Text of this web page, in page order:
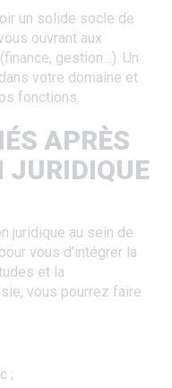
un solide socle de
ouvrant aux
gestion…). Un
votre domaine et
fonctions.
APRÈS
JURIDIQUE
juridique au sein de
vous d’intégrer la
et la
vous pourrez faire
;